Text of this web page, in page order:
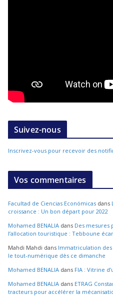
Suivez-nous
Inscrivez-vous pour recevoir des
Vos commentaires
Facultad de Ciencias Económicas dans
croissance : Un bon départ pour 2022
Mohamed BENALIA dans Des mesures
l’allocation touristique : Tebboune
Mahdi Mahdi dans Immatriculation
le tout-numérique dès ce dimanche
Mohamed BENALIA dans FIA : Vitrine
Mohamed BENALIA dans ETRAG
tracteurs pour accélérer la